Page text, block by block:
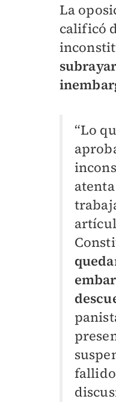
La
calificó
“Lo